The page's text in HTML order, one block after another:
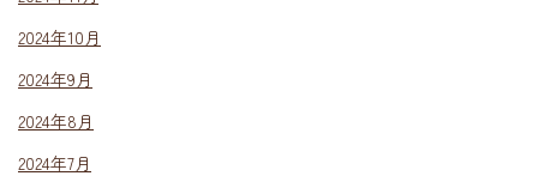
2024年10月
2024年9月
2024年8月
2024年7月